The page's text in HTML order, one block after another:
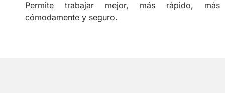
Permite trabajar mejor, más rápido, más
cómodamente y seguro.